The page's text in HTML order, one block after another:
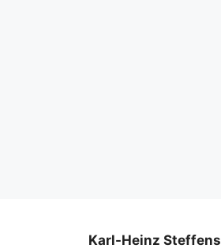
Karl-Heinz Steffens